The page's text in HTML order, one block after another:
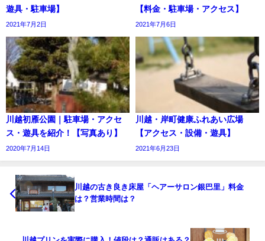
遊具・駐車場】
2021年7月2日
【料金・駐車場・アクセス】
2021年7月6日
川越初雁公園｜駐車場・アクセ
ス・遊具を紹介！【写真あり】
2020年7月14日
川越・岸町健康ふれあい広場
【アクセス・設備・遊具】
2021年6月23日
川越の古き良き床屋「ヘアーサロン銀巴里」料金
は？営業時間は？